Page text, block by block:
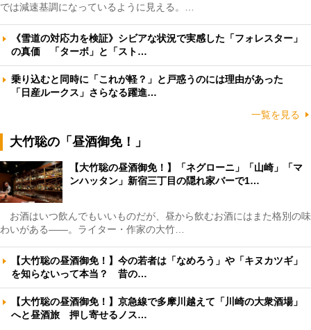
では減速基調になっているように見える。…
《雪道の対応力を検証》シビアな状況で実感した「フォレスター」
の真価 「ターボ」と「スト…
乗り込むと同時に「これが軽？」と戸惑うのには理由があった
「日産ルークス」さらなる躍進…
一覧を見る
大竹聡の「昼酒御免！」
【大竹聡の昼酒御免！】「ネグローニ」「山崎」「マ
ンハッタン」新宿三丁目の隠れ家バーで1…
お酒はいつ飲んでもいいものだが、昼から飲むお酒にはまた格別の味
わいがある――。ライター・作家の大竹…
【大竹聡の昼酒御免！】今の若者は「なめろう」や「キヌカツギ」
を知らないって本当？ 昔の…
【大竹聡の昼酒御免！】京急線で多摩川越えて「川崎の大衆酒場」
へと昼酒旅 押し寄せるノス…